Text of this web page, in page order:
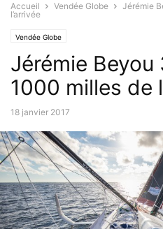
Accueil Vendée Globe
Jérémie
l’arrivée
Vendée Globe
Jérémie
1000 milles de
18 janvier 2017